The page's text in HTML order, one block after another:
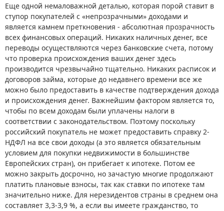
Еще одной немаловажной деталью, которая порой ставит в
ступор покупателей с «непрозрачными» доходами и
является камнем преткновения - абсолютная прозрачность
всех финансовых операций. Никаких наличных денег, все
переводы осуществляются через банковские счета, потому
что проверка происхождения ваших денег здесь
производится чрезвычайно тщательно. Никаких расписок и
договоров займа, которые до недавнего времени все же
можно было предоставить в качестве подтверждения дохода
и происхождения денег. Важнейшим фактором является то,
чтобы по всем доходам были уплачены налоги в
соответствии с законодательством. Поэтому поскольку
российский покупатель не может предоставить справку 2-
НДФЛ на все свои доходы (а это является обязательным
условием для покупки недвижимости в большинстве
Европейских стран), он прибегает к ипотеке. Потом ее
можно закрыть досрочно, но зачастую многие продолжают
платить плановые взносы, так как ставки по ипотеке там
значительно ниже. Для нерезидентов страны в среднем она
составляет 3,3-3,9 %, а если вы имеете гражданство, то